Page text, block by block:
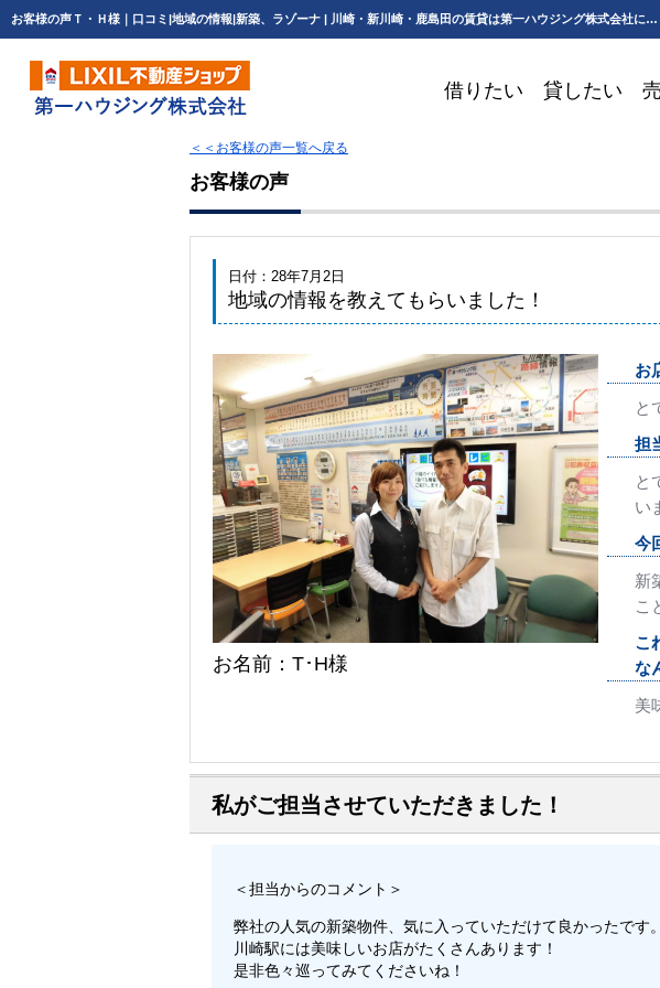
お客様の声Ｔ・Ｈ様｜口コミ|地域の情報|新築、ラゾーナ | 川崎・新川崎・鹿島田の賃貸は第一ハウジング株式会社にお任せ下さい！
借りたい 貸したい
＜＜お客様の声一覧へ戻る
お客様の声
日付：28年7月2日
地域の情報を教えてもらいました！
お名前：T･H様
お
と
担
と
い
今
新
こ
こ
な
美
私がご担当させていただきました！
＜担当からのコメント＞
弊社の人気の新築物件、気に入っていただけて良かったです。
川崎駅には美味しいお店がたくさんあります！
是非色々巡ってみてくださいね！